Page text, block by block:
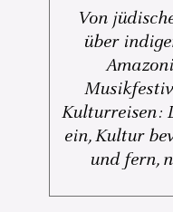
Von
über
Kulturreisen:
ein, Kultur
und fern,